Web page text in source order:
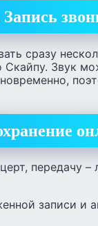
Запись
сразу
Скайпу. Звук
передачу
записи и